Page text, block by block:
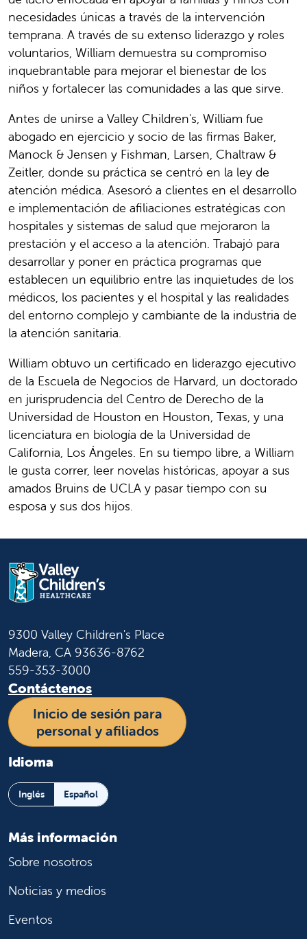
necesidades únicas a través de la intervención
temprana. A través de su extenso liderazgo y roles
voluntarios, William demuestra su compromiso
inquebrantable para mejorar el bienestar de los
niños y fortalecer las comunidades a las que sirve.
Antes de unirse a Valley Children's, William fue
abogado en ejercicio y socio de las firmas Baker,
Manock & Jensen y Fishman, Larsen, Chaltraw &
Zeitler, donde su práctica se centró en la ley de
atención médica. Asesoró a clientes en el desarrollo
e implementación de afiliaciones estratégicas con
hospitales y sistemas de salud que mejoraron la
prestación y el acceso a la atención. Trabajó para
desarrollar y poner en práctica programas que
establecen un equilibrio entre las inquietudes de los
médicos, los pacientes y el hospital y las realidades
del entorno complejo y cambiante de la industria de
la atención sanitaria.
William obtuvo un certificado en liderazgo ejecutivo
de la Escuela de Negocios de Harvard, un doctorado
en jurisprudencia del Centro de Derecho de la
Universidad de Houston en Houston, Texas, y una
licenciatura en biología de la Universidad de
California, Los Ángeles. En su tiempo libre, a William
le gusta correr, leer novelas históricas, apoyar a sus
amados Bruins de UCLA y pasar tiempo con su
esposa y sus dos hijos.
9300 Valley Children's Place
Madera, CA 93636-8762
559-353-3000
Contáctenos
Inicio de sesión para
personal y afiliados
Idioma
Inglés Español
Más información
Sobre nosotros
Noticias y medios
Eventos